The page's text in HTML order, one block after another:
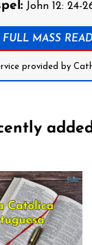
John 12: 24-
FULL MASS
provided by